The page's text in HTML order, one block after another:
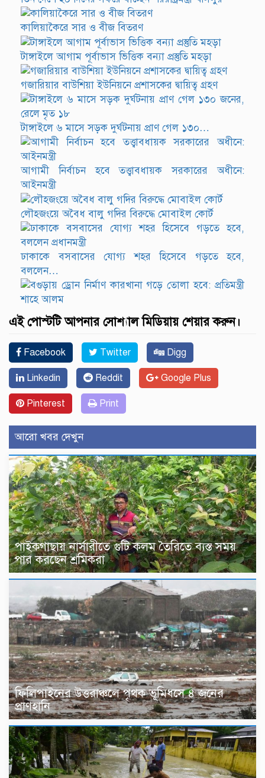
কালিয়াকৈরে সার ও বীজ বিতরণ
টাঙ্গাইলে আগাম পূর্বাভাস ভিত্তিক বন্যা প্রস্তুতি মহড়া
গজারিয়ার বাউশিয়া ইউনিয়নে প্রশাসকের দ্বায়িত্ব গ্রহণ
টাঙ্গাইলে ৬ মাসে সড়ক দুর্ঘটনায় প্রাণ গেল ১৩০…
আগামী নির্বাচন হবে তত্ত্বাবধায়ক সরকারের অধীনে:
আইনমন্ত্রী
লৌহজংয়ে অবৈধ বালু গদির বিরুদ্ধে মোবাইল কোর্ট
ঢাকাকে বসবাসের যোগ্য শহর হিসেবে গড়তে হবে,
বললেন…
এই পোস্টটি আপনার সোশ্যাল মিডিয়ায় শেয়ার করুন।
Facebook Twitter Digg
Linkedin Reddit Google Plus
Pinterest Print
আরো খবর দেখুন
পাইকগাছায় নার্সারীতে গুটি কলম তৈরিতে ব্যস্ত সময়
পার করছেন শ্রমিকরা
ফিলিপাইনের উত্তরাঞ্চলে পৃথক ভূমিধসে ৪ জনের
প্রাণহানি